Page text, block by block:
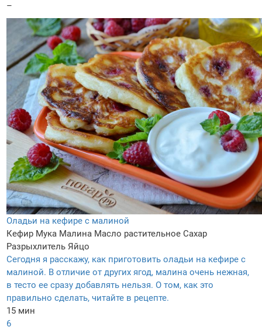
–
Оладьи на кефире с малиной
Кефир Мука Малина Масло растительное Сахар
Разрыхлитель Яйцо
Сегодня я расскажу, как приготовить оладьи на кефире с
малиной. В отличие от других ягод, малина очень нежная,
в тесто ее сразу добавлять нельзя. О том, как это
правильно сделать, читайте в рецепте.
15 мин
6